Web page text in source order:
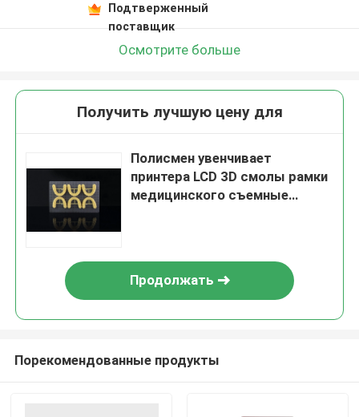
Подтверженный
поставщик
Осмотрите больше
Получить лучшую цену для
Полисмен увенчивает
принтера LCD 3D смолы рамки
медицинского съемные
Продолжать
Порекомендованные продукты